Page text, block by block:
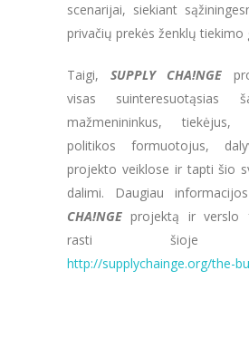
scenarijai, siekiant
privačių prekės ženklų tiekimo
Taigi, SUPPLY CHA!NGE
visas suinteresuotąsias
mažmenininkus,
politikos formuotojus,
projekto veiklose ir tapti šio
dalimi. Daugiau
CHA!NGE projektą ir verslo
rasti šioje
http://supplychainge.org/the-